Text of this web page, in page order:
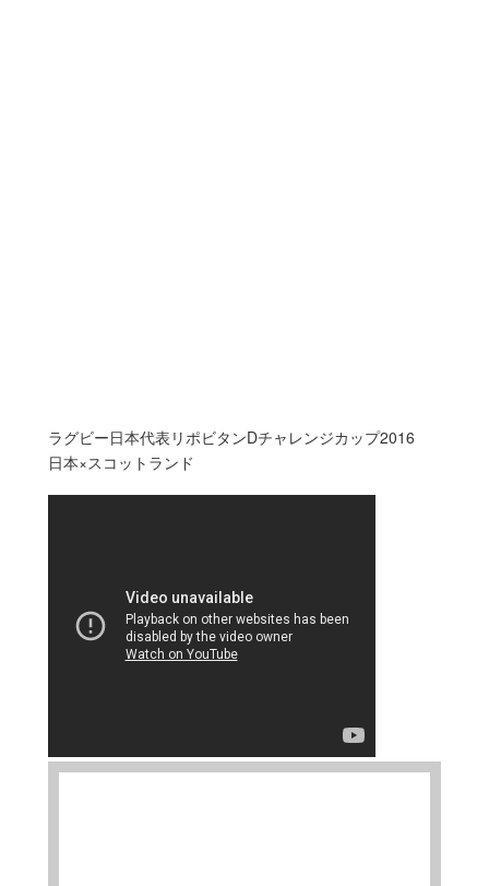
ラグビー日本代表リポビタンDチャレンジカップ2016
日本×スコットランド